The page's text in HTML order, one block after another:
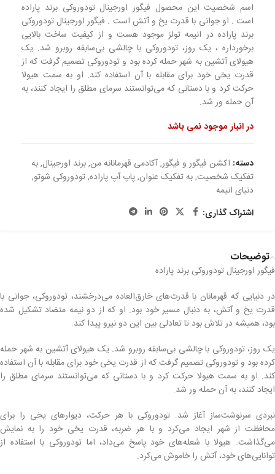
اسم شخصیت این محصول فیگور اورجینال تودوروکی برند پاراده
است . او جوانی با قدرت یخ و آتش است . فیگور اورجینال تودوروکی
برند پاراده در انیمه تولز موجود هست و از کیفیت ساخت بالایی
برخورداره ، یک روز، تودوروکی با چالشی بی‌سابقه روبرو شد. یک
هیولای آتشین به شهر حمله کرده بود و تودوروکی تصمیم گرفت که از
قدرت یخی خود برای مقابله با آن استفاده کند. او به سمت هیولا
حرکت کرد و با دستانی که می‌توانستند سرمای مطلق را ایجاد کنند، به
آن حمله ور شد.
در انبار موجود نمی باشد
دسته: اکشن فیگور و فیگور,آکادمی قهرمانانه من,برند اورجینال,به
تفکیک شخصیت,به تفکیک عنوان,پاپ آپ پاراده,تودوروکی شوتو,
دنیای انیمه
اشتراک گذاری:
توضیحات
فیگور اورجینال تودوروکی برند پاراده
در دنیایی که قهرمانان با قدرت‌های خارق‌العاده می‌درخشند، تودوروکی، جوانی با
قدرت یخ و آتش، به دنبال مسیر خود بود. او که از دو نیمه متضاد تشکیل شده
بود، همیشه در تلاش بود تا تعادلی بین این دو نیرو پیدا کند.
یک روز، تودوروکی با چالشی بی‌سابقه روبرو شد. یک هیولای آتشین به شهر حمله
کرده بود و تودوروکی تصمیم گرفت که از قدرت یخی خود برای مقابله با آن استفاده
کند. او به سمت هیولا حرکت کرد و با دستانی که می‌توانستند سرمای مطلق را
ایجاد کنند، به آن حمله ور شد.
نبردی سرنوشت‌ساز آغاز شد. تودوروکی با هر حرکت، دیوارهای یخی را برای
محافظت از شهر ایجاد می‌کرد و با هر ضربه، قدرت یخی خود را به نمایش
می‌گذاشت. هیولا با شعله‌های خود پاسخ می‌داد، اما تودوروکی با استفاده از
توانایی‌های خود، آتش را خاموش می‌کرد.